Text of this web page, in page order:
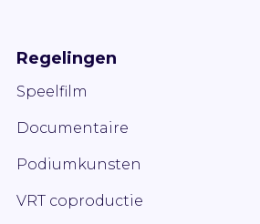
Regelingen
Speelfilm
Documentaire
Podiumkunsten
VRT coproductie